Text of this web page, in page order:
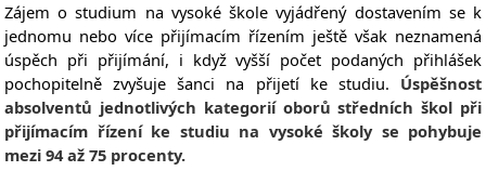
Zájem o studium na vysoké škole vyjádřený dostavením se k
jednomu nebo více přijímacím řízením ještě však neznamená
úspěch při přijímání, i když vyšší počet podaných přihlášek
pochopitelně zvyšuje šanci na přijetí ke studiu. Úspěšnost
absolventů jednotlivých kategorií oborů středních škol při
přijímacím řízení ke studiu na vysoké školy se pohybuje
mezi 94 až 75 procenty.